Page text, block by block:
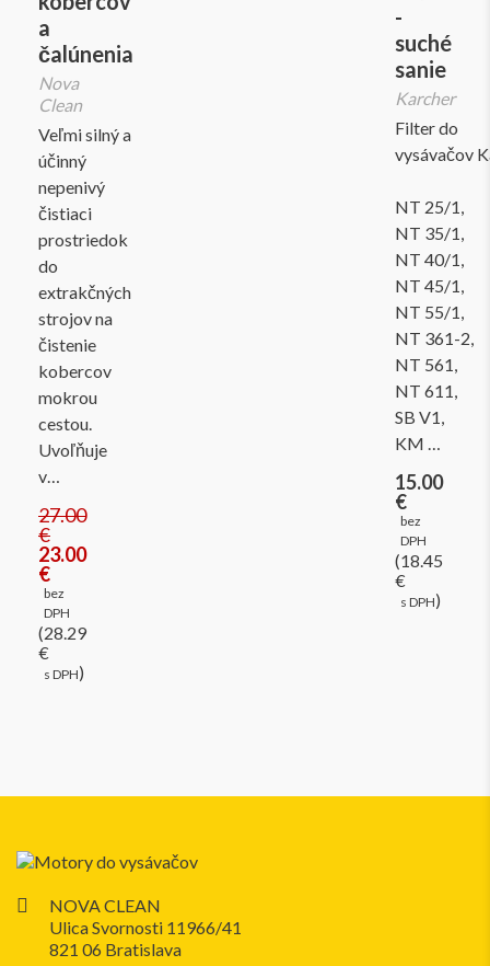
a
čalúnenia
Nova
Clean
Veľmi silný a
účinný
nepenivý
čistiaci
prostriedok
do
extrakčných
strojov na
čistenie
kobercov
mokrou
cestou.
Uvoľňuje
v…
27.00
€
23.00
€
bez
DPH
(28.29
€
s DPH)
-
suché
sanie
Karcher
Filter do
vysávačov
NT 25/1,
NT 35/1,
NT 40/1,
NT 45/1,
NT 55/1,
NT 361-2,
NT 561,
NT 611,
SB V1,
KM …
15.00
€
bez
DPH
(18.45
€
s DPH)
NOVA CLEAN
Ulica Svornosti 11966/41
821 06 Bratislava